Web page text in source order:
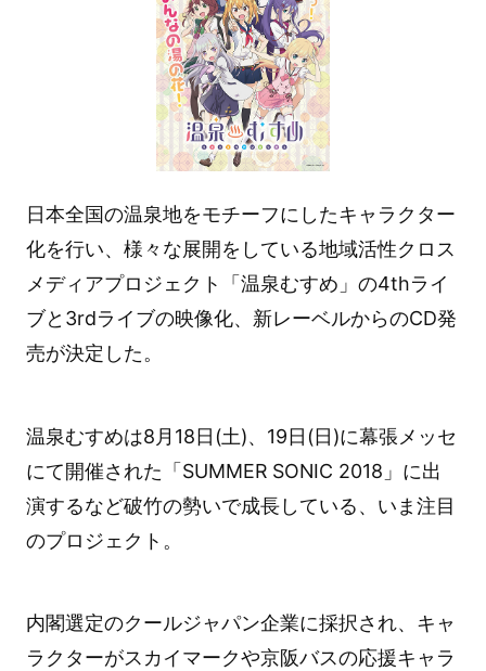
日本全国の温泉地をモチーフにしたキャラクター
化を行い、様々な展開をしている地域活性クロス
メディアプロジェクト「温泉むすめ」の4thライ
ブと3rdライブの映像化、新レーベルからのCD発
売が決定した。
温泉むすめは8月18日(土)、19日(日)に幕張メッセ
にて開催された「SUMMER SONIC 2018」に出
演するなど破竹の勢いで成長している、いま注目
のプロジェクト。
内閣選定のクールジャパン企業に採択され、キャ
ラクターがスカイマークや京阪バスの応援キャラ